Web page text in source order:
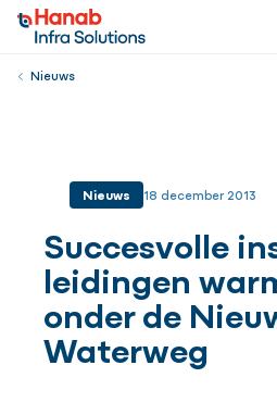
Nieuws
Nieuws 18 december 2013
Succesvolle
leidingen
onder de
Waterweg